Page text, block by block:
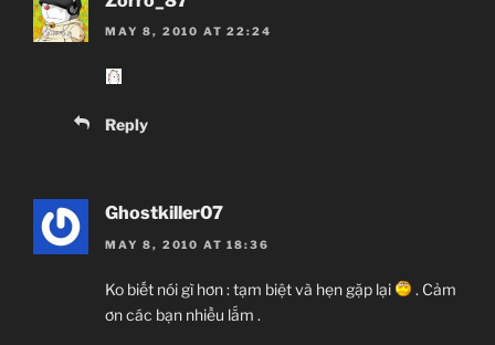
MAY 8, 2010 AT 22:24
Reply
Ghostkiller07
MAY 8, 2010 AT 18:36
Ko biết nói gì hơn : tạm biệt và hẹn gặp lại
. Cảm
ơn các bạn nhiều lắm .